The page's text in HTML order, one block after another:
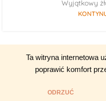
Ta witryna internetowa
poprawić komfort
ODRZUĆ
Wyjątkowy